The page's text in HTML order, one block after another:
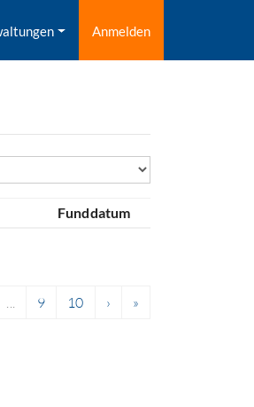
Anmelden
Funddatum
... 9 10 › »